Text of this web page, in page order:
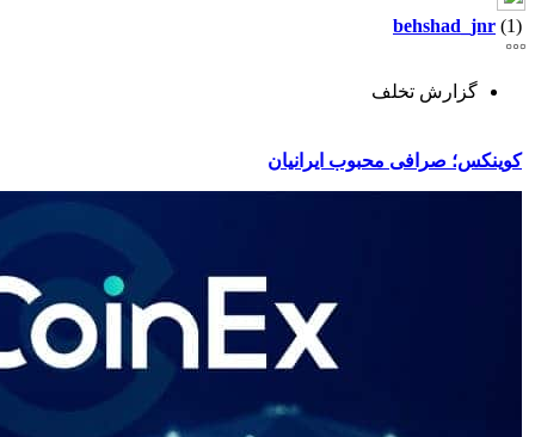
behshad_jnr (1)
گزارش تخلف
کوینکس؛ صرافی محبوب ایرانیان